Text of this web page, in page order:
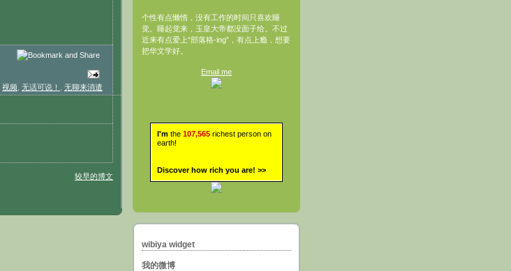
视频, 无话可说！ , 无聊来消遣
较早的博文
个性有点懒惰，没有工作的时间只喜欢睡
觉。睡起觉来，玉皇大帝都没面子给。不过
近来有点爱上“部落格-ing”，有点上瘾，想要
把华文学好。
Email me
I'm the 107,565 richest person on
earth!
Discover how rich you are! >>
wibiya widget
我的微博